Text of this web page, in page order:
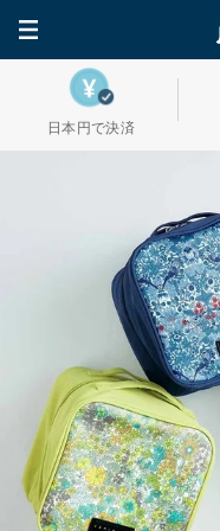
日本円で決済